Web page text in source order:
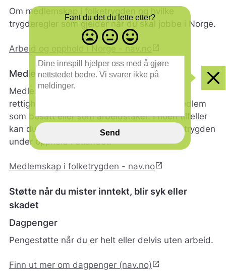
Om medlemskap i folketrygden og hvilke
trygderegler som gjelder når du skal jobbe i Norge.
Arbeid og opphold i Norge - nav.noopen_in_new
Medlemskap i folketrygden
Medlemskap i folketrygden er nøkkelen til
rettigheter fra Nav. I Norge kan du være medlem
som bosatt eller som arbeidstaker. I noen tilfeller
kan du også beholde medlemskapet i folketrygden
under opphold i utlandet.
Medlemskap i folketrygden - nav.noopen_in_new
Støtte når du mister inntekt, blir syk eller
skadet
Dagpenger
Pengestøtte når du er helt eller delvis uten arbeid.
Finn ut mer om dagpenger (nav.no)open_in_new
Fant du det du lette etter?
Misfornøyd
- trist
smilefjes
Nøytral
-
nøytralt
smilefjes
glad
smilefjes
D
n
e
n
s
p
i
l
j
l
p
r
s
s
Send